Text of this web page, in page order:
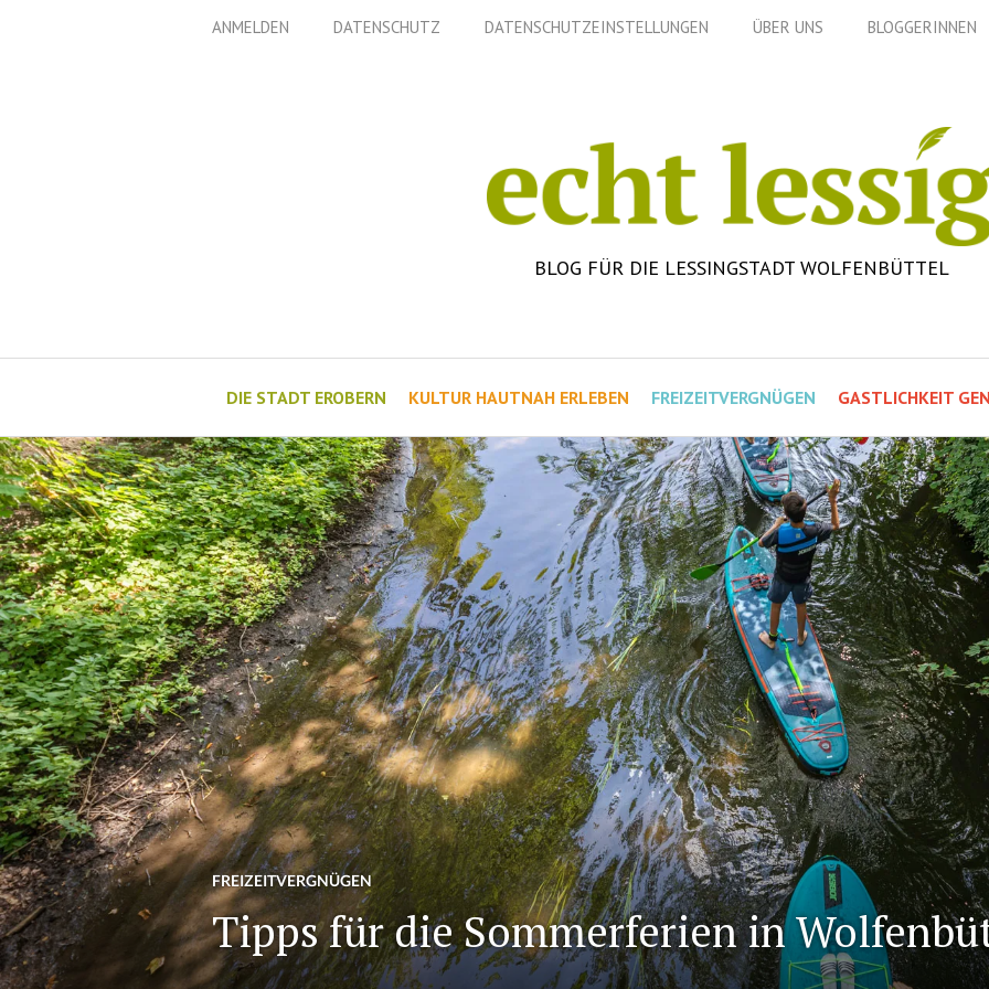
ANMELDEN DATENSCHUTZ DATENSCHUTZEINSTELLUNGEN ÜBER UNS BLOGGERINNEN
BLOG FÜR DIE LESSINGSTADT WOLFENBÜTTEL
DIE STADT EROBERN KULTUR HAUTNAH ERLEBEN FREIZEITVERGNÜGEN GASTLICHKEIT
FREIZEITVERGNÜGEN
Tipps für die Sommerferien in